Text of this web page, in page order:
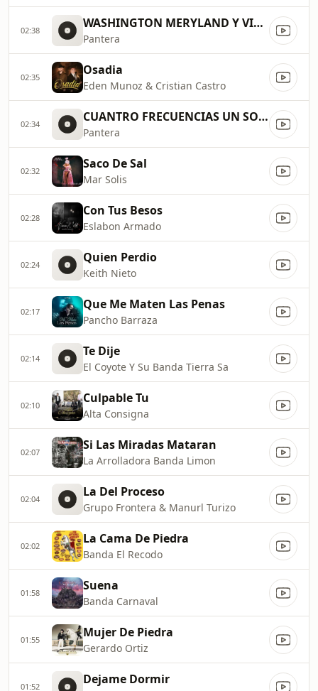
02:38 WASHINGTON MERYLAND Y VIRGINIA
Pantera
02:35 Osadia
Eden Munoz & Cristian Castro
02:34 CUANTRO FRECUENCIAS UN SOLO RU
Pantera
02:32 Saco De Sal
Mar Solis
02:28 Con Tus Besos
Eslabon Armado
02:24 Quien Perdio
Keith Nieto
02:17 Que Me Maten Las Penas
Pancho Barraza
02:14 Te Dije
El Coyote Y Su Banda Tierra Sa
02:10 Culpable Tu
Alta Consigna
02:07 Si Las Miradas Mataran
La Arrolladora Banda Limon
02:04 La Del Proceso
Grupo Frontera & Manurl Turizo
02:02 La Cama De Piedra
Banda El Recodo
01:58 Suena
Banda Carnaval
01:55 Mujer De Piedra
Gerardo Ortiz
01:52 Dejame Dormir